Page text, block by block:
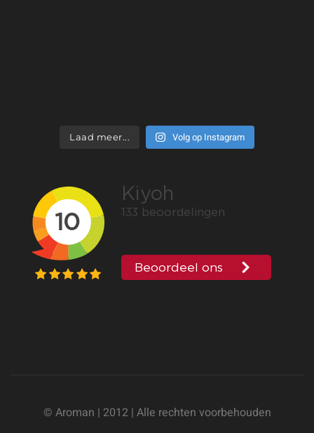
Laad meer... Volg op Instagram
© Aroman | 2012 | Alle rechten voorbehouden